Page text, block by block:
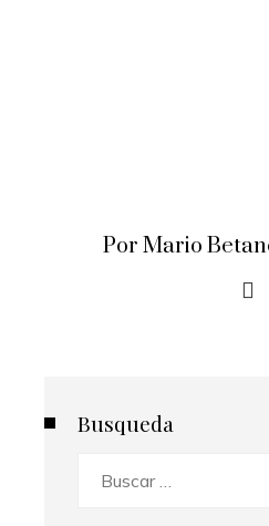
Por Mario
Busqueda